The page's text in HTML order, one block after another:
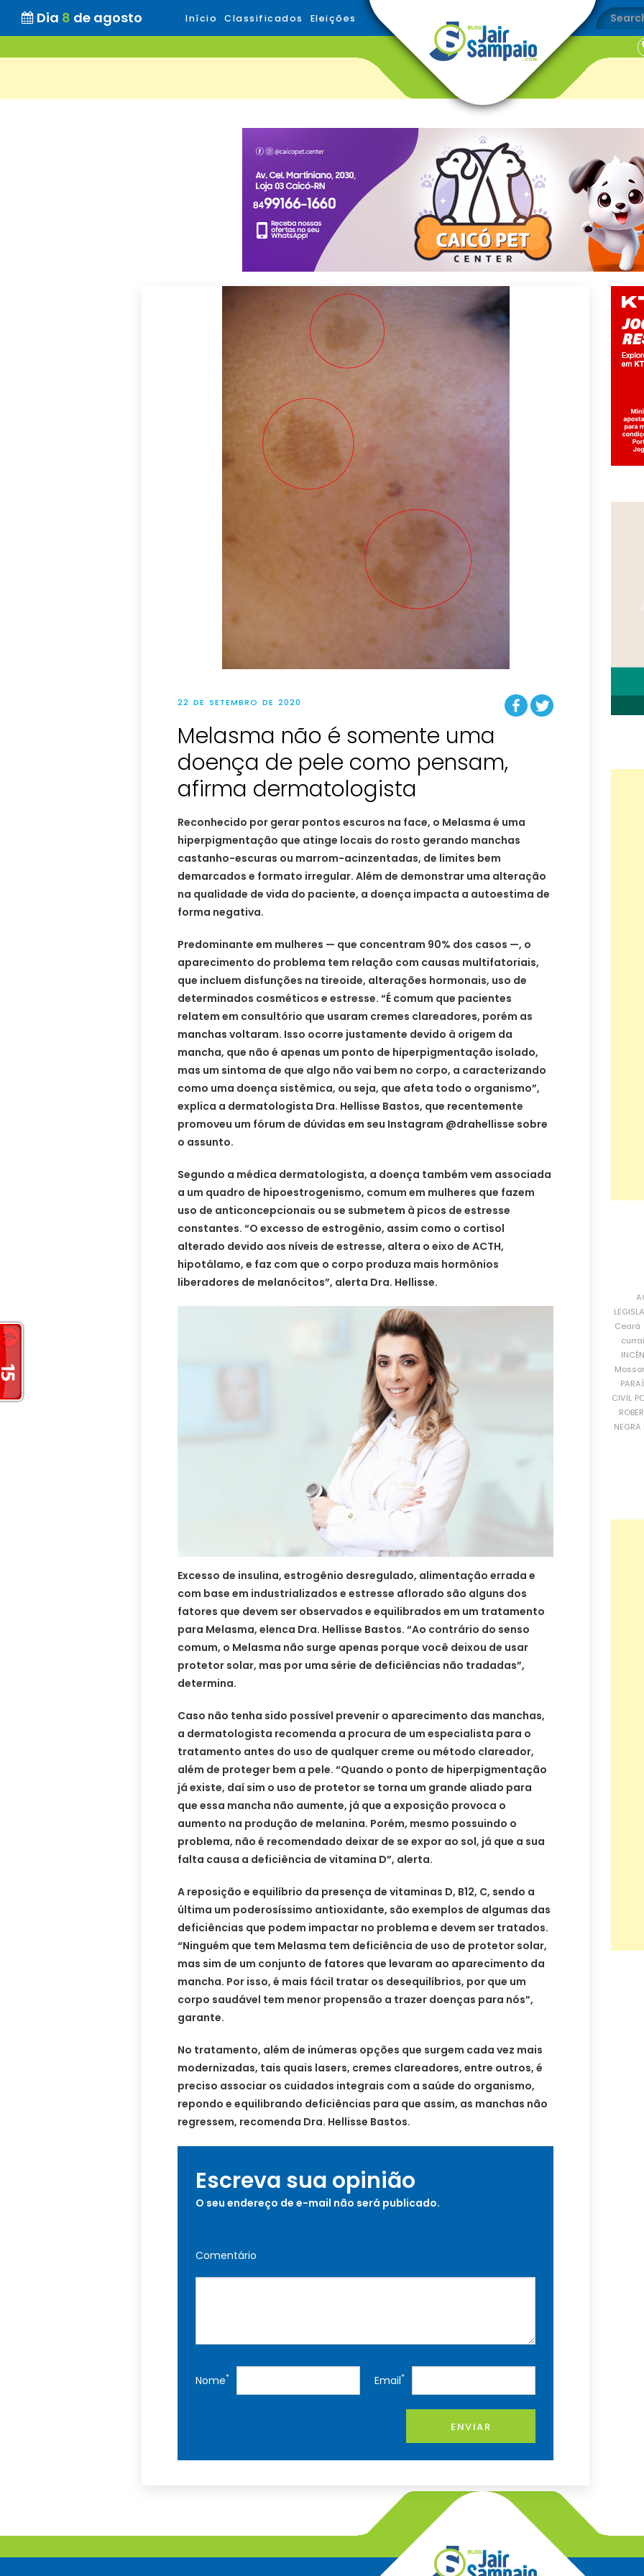
Dia 8 de agosto Início Classificados Eleições
22 DE SETEMBRO DE 2020
Melasma não é somente uma
doença de pele como pensam,
afirma dermatologista
Reconhecido por gerar pontos escuros na face, o Melasma é uma
hiperpigmentação que atinge locais do rosto gerando manchas
castanho-escuras ou marrom-acinzentadas, de limites bem
demarcados e formato irregular. Além de demonstrar uma alteração
na qualidade de vida do paciente, a doença impacta a autoestima de
forma negativa.
Predominante em mulheres — que concentram 90% dos casos —, o
aparecimento do problema tem relação com causas multifatoriais,
que incluem disfunções na tireoide, alterações hormonais, uso de
determinados cosméticos e estresse. “É comum que pacientes
relatem em consultório que usaram cremes clareadores, porém as
manchas voltaram. Isso ocorre justamente devido à origem da
mancha, que não é apenas um ponto de hiperpigmentação isolado,
mas um sintoma de que algo não vai bem no corpo, a caracterizando
como uma doença sistêmica, ou seja, que afeta todo o organismo”,
explica a dermatologista Dra. Hellisse Bastos, que recentemente
promoveu um fórum de dúvidas em seu Instagram @drahellisse sobre
o assunto.
Segundo a médica dermatologista, a doença também vem associada
a um quadro de hipoestrogenismo, comum em mulheres que fazem
uso de anticoncepcionais ou se submetem à picos de estresse
constantes. “O excesso de estrogênio, assim como o cortisol
alterado devido aos níveis de estresse, altera o eixo de ACTH,
hipotálamo, e faz com que o corpo produza mais hormônios
liberadores de melanócitos”, alerta Dra. Hellisse.
Excesso de insulina, estrogênio desregulado, alimentação errada e
com base em industrializados e estresse aflorado são alguns dos
fatores que devem ser observados e equilibrados em um tratamento
para Melasma, elenca Dra. Hellisse Bastos. “Ao contrário do senso
comum, o Melasma não surge apenas porque você deixou de usar
protetor solar, mas por uma série de deficiências não tradadas”,
determina.
Caso não tenha sido possível prevenir o aparecimento das manchas,
a dermatologista recomenda a procura de um especialista para o
tratamento antes do uso de qualquer creme ou método clareador,
além de proteger bem a pele. “Quando o ponto de hiperpigmentação
já existe, daí sim o uso de protetor se torna um grande aliado para
que essa mancha não aumente, já que a exposição provoca o
aumento na produção de melanina. Porém, mesmo possuindo o
problema, não é recomendado deixar de se expor ao sol, já que a sua
falta causa a deficiência de vitamina D”, alerta.
A reposição e equilíbrio da presença de vitaminas D, B12, C, sendo a
última um poderosíssimo antioxidante, são exemplos de algumas das
deficiências que podem impactar no problema e devem ser tratados.
“Ninguém que tem Melasma tem deficiência de uso de protetor solar,
mas sim de um conjunto de fatores que levaram ao aparecimento da
mancha. Por isso, é mais fácil tratar os desequilíbrios, por que um
corpo saudável tem menor propensão a trazer doenças para nós”,
garante.
No tratamento, além de inúmeras opções que surgem cada vez mais
modernizadas, tais quais lasers, cremes clareadores, entre outros, é
preciso associar os cuidados integrais com a saúde do organismo,
repondo e equilibrando deficiências para que assim, as manchas não
regressem, recomenda Dra. Hellisse Bastos.
Escreva sua opinião
O seu endereço de e-mail não será publicado.
Comentário
Nome* Email*
ENVIAR
Ceará
CIVIL
NEGRA